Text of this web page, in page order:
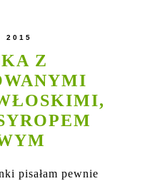
2015
Z
pisałam pewnie